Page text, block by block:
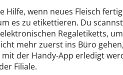
Hilfe, wenn neues Fleisch
es zu etikettieren. Du
Regaletiketts,
mehr zuerst ins Büro
der Handy-App erledigt
Filiale.